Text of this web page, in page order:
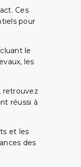
Ces
pour
le
les
retrouvez
réussi à
et les
des